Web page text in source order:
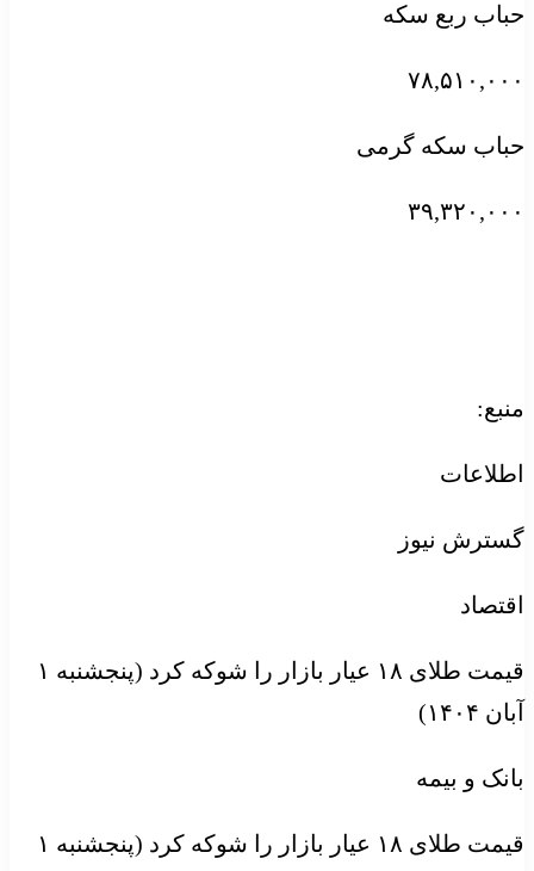
حباب ربع سکه
۷۸,۵۱۰,۰۰۰
حباب سکه گرمی
۳۹,۳۲۰,۰۰۰
منبع:
اطلاعات
گسترش نیوز
اقتصاد
قیمت طلای ۱۸ عیار بازار را شوکه کرد (پنجشنبه ۱
آبان ۱۴۰۴)
بانک و بیمه
قیمت طلای ۱۸ عیار بازار را شوکه کرد (پنجشنبه ۱